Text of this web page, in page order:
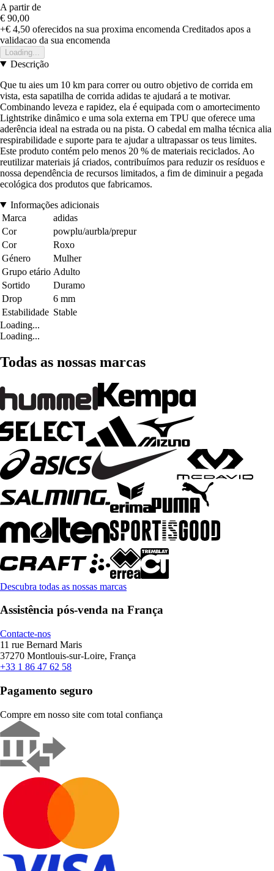
A partir de
€ 90,00
+€ 4,50 oferecidos na sua proxima encomenda Creditados apos a
validacao da sua encomenda
Loading...
Descrição
Que tu aies um 10 km para correr ou outro objetivo de corrida em
vista, esta sapatilha de corrida adidas te ajudará a te motivar.
Combinando leveza e rapidez, ela é equipada com o amortecimento
Lightstrike dinâmico e uma sola externa em TPU que oferece uma
aderência ideal na estrada ou na pista. O cabedal em malha técnica alia
respirabilidade e suporte para te ajudar a ultrapassar os teus limites.
Este produto contém pelo menos 20 % de materiais reciclados. Ao
reutilizar materiais já criados, contribuímos para reduzir os resíduos e
nossa dependência de recursos limitados, a fim de diminuir a pegada
ecológica dos produtos que fabricamos.
Informações adicionais
Marca
adidas
Cor
powplu/aurbla/prepur
Cor
Roxo
Género
Mulher
Grupo etário Adulto
Sortido
Duramo
Drop
6 mm
Estabilidade Stable
Loading...
Loading...
Todas as nossas marcas
Descubra todas as nossas marcas
Assistência pós-venda na França
Contacte-nos
11 rue Bernard Maris
37270 Montlouis-sur-Loire, França
+33 1 86 47 62 58
Pagamento seguro
Compre em nosso site com total confiança